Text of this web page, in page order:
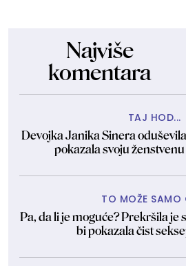
Najviše
komentara
TAJ HOD...
Devojka Janika Sinera
pokazala svoju
TO MOŽE SAMO
Pa, da li je moguće? Prekršila je
bi pokazala čist